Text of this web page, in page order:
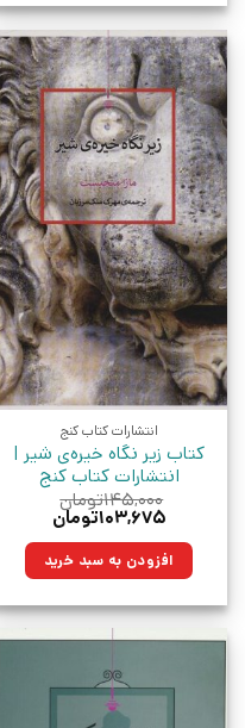
انتشارات کتاب کنج
کتاب زیر نگاه خیره‌ی شیر |
انتشارات کتاب کنج
۱۴۵,۰۰۰تومان
قیمت
۱۴۵,۰۰۰تومان
بود.
۱۰۳,۶۷۵تومان
۱۰۳,۶۷۵تومان.افزودن به سبد خرید